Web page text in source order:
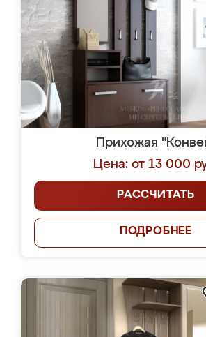
Прихожая
Цена: от 13 000
РАССЧИТАТЬ
ПОДРОБНЕЕ